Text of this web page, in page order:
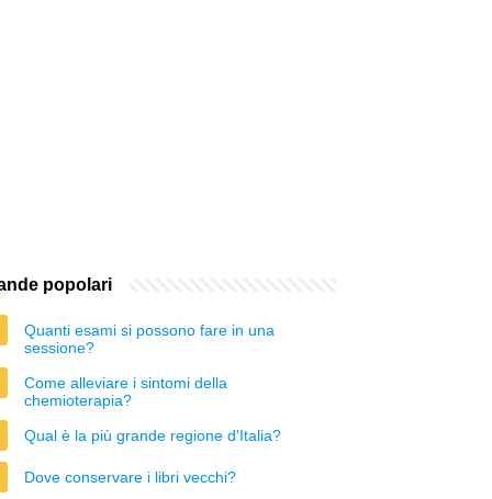
popolari
Quanti esami si possono fare in una
sessione?
Come alleviare i sintomi della
chemioterapia?
Qual è la più grande regione d'Italia?
Dove conservare i libri vecchi?